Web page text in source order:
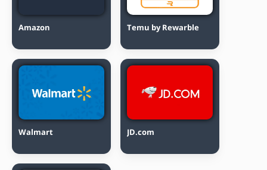
Amazon Temu by Rewarble
Walmart JD.com